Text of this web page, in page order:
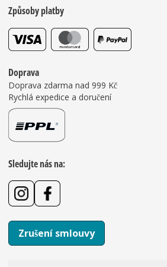
Způsoby platby
Doprava
Doprava zdarma nad 999 Kč
Rychlá expedice a doručení
Sledujte nás na:
Zrušení smlouvy